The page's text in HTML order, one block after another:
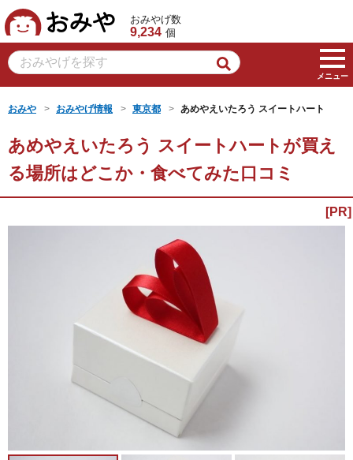
おみや
おみやげ数
9,234 個
メニュー
おみや おみやげ情報 東京都 あめやえいたろう スイートハート
あめやえいたろう スイートハートが買え
る場所はどこか・食べてみた口コミ